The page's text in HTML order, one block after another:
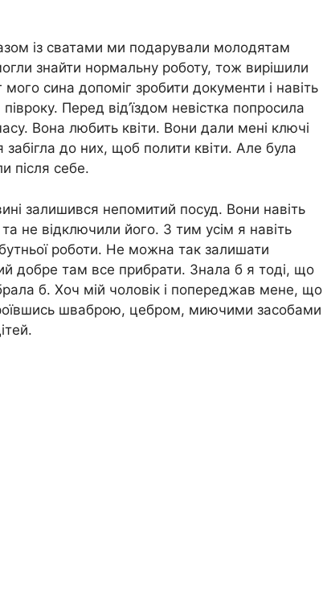
із сватами ми подарували молодятам
знайти нормальну роботу, тож вирішили
сина допоміг зробити документи і навіть
Перед від’їздом невістка попросила
Вона любить квіти. Вони дали мені ключі
до них, щоб полити квіти. Але була
після себе.
залишився непомитий посуд. Вони навіть
не відключили його. З тим усім я навіть
роботи. Не можна так залишати
добре там все прибрати. Знала б я тоді, що
б. Хоч мій чоловік і попереджав мене, що
шваброю, цебром, миючими засобами